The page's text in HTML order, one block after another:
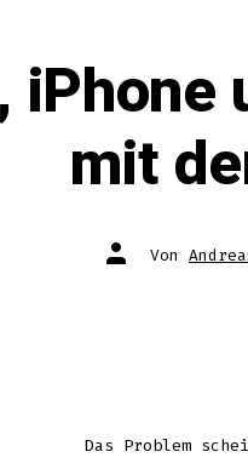
iPhone
mit
Autor
des Von
Das Problem